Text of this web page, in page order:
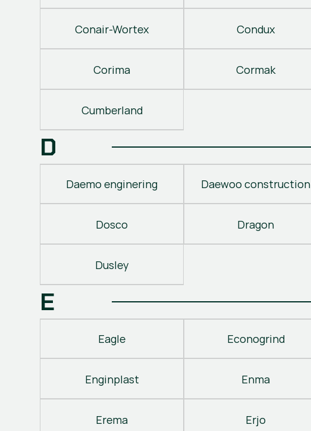
Conair-Wortex Condux
Corima Cormak
Cumberland
D
Daemo enginering Daewoo construction
Dosco Dragon
Dusley
E
Eagle Econogrind
Enginplast Enma
Erema Erjo